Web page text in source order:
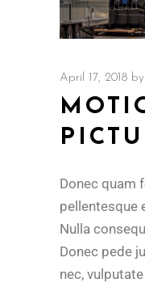
April 17, 2018 by
Donec quam
pellentesque
Nulla
Donec pede
nec,